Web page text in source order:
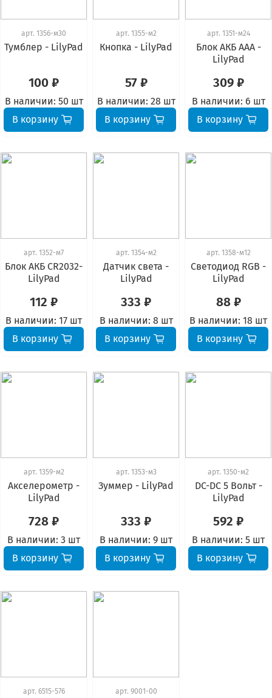
арт. 1356-м30
Тумблер - LilyPad
100 ₽
В наличии: 50 шт
В корзину
арт. 1355-м2
Кнопка - LilyPad
57 ₽
В наличии: 28 шт
В корзину
арт. 1351-м24
Блок АКБ ААА -
LilyPad
309 ₽
В наличии: 6 шт
В корзину
арт. 1352-м7
Блок АКБ CR2032-
LilyPad
112 ₽
В наличии: 17 шт
В корзину
арт. 1354-м2
Датчик света -
LilyPad
333 ₽
В наличии: 8 шт
В корзину
арт. 1358-м12
Светодиод RGB -
LilyPad
88 ₽
В наличии: 18 шт
В корзину
арт. 1359-м2
Акселерометр -
LilyPad
728 ₽
В наличии: 3 шт
В корзину
арт. 1353-м3
Зуммер - LilyPad
333 ₽
В наличии: 9 шт
В корзину
арт. 1350-м2
DC-DC 5 Вольт -
LilyPad
592 ₽
В наличии: 5 шт
В корзину
арт. 6515-576 арт. 9001-00